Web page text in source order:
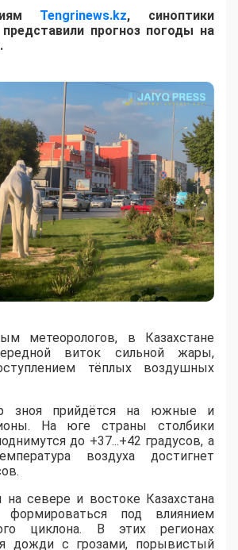
Tengrinews.kz, синоптики
прогноз погоды на
метеорологов, в Казахстане
виток сильной жары,
тёплых воздушных
зноя прийдётся на южные и
На юге страны столбики
до +37...+42 градусов, а
воздуха достигнет
севере и востоке Казахстана
формироваться под влиянием
циклона. В этих регионах
дожди с грозами, порывистый